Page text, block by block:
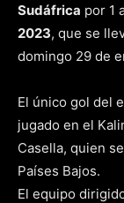
Sudáfrica por 1
2023, que se
domingo 29 de
El único gol del
jugado en el
Casella, quien
Países Bajos.
El equipo